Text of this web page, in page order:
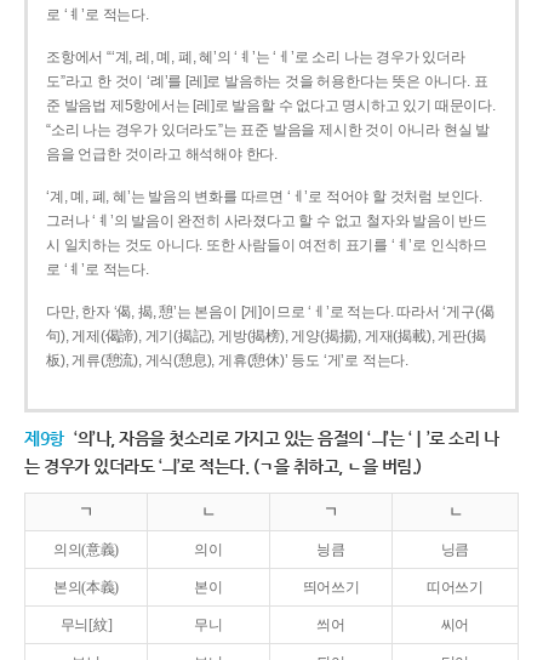
로 ‘ㅖ’로 적는다.
조항에서 “‘계, 례, 몌, 폐, 혜’의 ‘ㅖ’는 ‘ㅔ’로 소리 나는 경우가 있더라
도”라고 한 것이 ‘례’를 [레]로 발음하는 것을 허용한다는 뜻은 아니다. 표
준 발음법 제5항에서는 [레]로 발음할 수 없다고 명시하고 있기 때문이다.
“소리 나는 경우가 있더라도”는 표준 발음을 제시한 것이 아니라 현실 발
음을 언급한 것이라고 해석해야 한다.
‘계, 몌, 폐, 혜’는 발음의 변화를 따르면 ‘ㅔ’로 적어야 할 것처럼 보인다.
그러나 ‘ㅖ’의 발음이 완전히 사라졌다고 할 수 없고 철자와 발음이 반드
시 일치하는 것도 아니다. 또한 사람들이 여전히 표기를 ‘ㅖ’로 인식하므
로 ‘ㅖ’로 적는다.
다만, 한자 ‘偈, 揭, 憩’는 본음이 [게]이므로 ‘ㅔ’로 적는다. 따라서 ‘게구(偈
句), 게제(偈諦), 게기(揭記), 게방(揭榜), 게양(揭揚), 게재(揭載), 게판(揭
板), 게류(憩流), 게식(憩息), 게휴(憩休)’ 등도 ‘게’로 적는다.
제9항 ‘의’나, 자음을 첫소리로 가지고 있는 음절의 ‘ㅢ’는 ‘ㅣ’로 소리 나
는 경우가 있더라도 ‘ㅢ’로 적는다. (ㄱ을 취하고, ㄴ을 버림.)
ㄱ ㄴ ㄱ ㄴ
의의(意義) 의이 닁큼 닝큼
본의(本義) 본이 띄어쓰기 띠어쓰기
무늬[紋] 무니 씌어 씨어